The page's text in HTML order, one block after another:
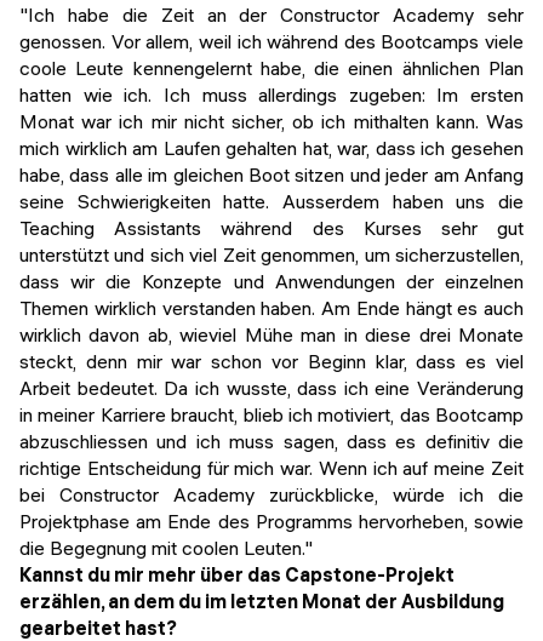
"Ich habe die Zeit an der Constructor Academy sehr
genossen. Vor allem, weil ich während des Bootcamps viele
coole Leute kennengelernt habe, die einen ähnlichen Plan
hatten wie ich. Ich muss allerdings zugeben: Im ersten
Monat war ich mir nicht sicher, ob ich mithalten kann. Was
mich wirklich am Laufen gehalten hat, war, dass ich gesehen
habe, dass alle im gleichen Boot sitzen und jeder am Anfang
seine Schwierigkeiten hatte. Ausserdem haben uns die
Teaching Assistants während des Kurses sehr gut
unterstützt und sich viel Zeit genommen, um sicherzustellen,
dass wir die Konzepte und Anwendungen der einzelnen
Themen wirklich verstanden haben. Am Ende hängt es auch
wirklich davon ab, wieviel Mühe man in diese drei Monate
steckt, denn mir war schon vor Beginn klar, dass es viel
Arbeit bedeutet. Da ich wusste, dass ich eine Veränderung
in meiner Karriere braucht, blieb ich motiviert, das Bootcamp
abzuschliessen und ich muss sagen, dass es definitiv die
richtige Entscheidung für mich war. Wenn ich auf meine Zeit
bei Constructor Academy zurückblicke, würde ich die
Projektphase am Ende des Programms hervorheben, sowie
die Begegnung mit coolen Leuten."
Kannst du mir mehr über das Capstone-Projekt
erzählen, an dem du im letzten Monat der Ausbildung
gearbeitet hast?